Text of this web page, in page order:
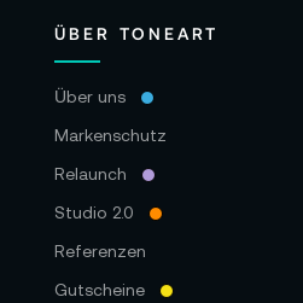
ÜBER TONEART
Über uns
Markenschutz
Relaunch
Studio 2.0
Referenzen
Gutscheine